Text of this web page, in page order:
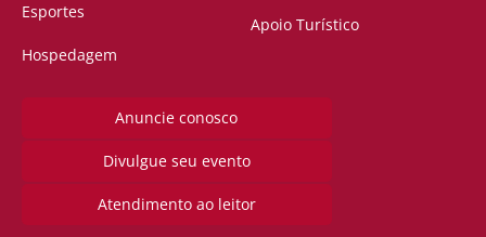
Esportes
Hospedagem
Apoio Turístico
Anuncie conosco
Divulgue seu evento
Atendimento ao leitor